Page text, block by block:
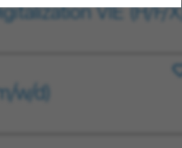
VIE (H/F/X)
w/d)